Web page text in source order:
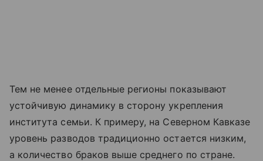
Тем не менее отдельные регионы показывают
устойчивую динамику в сторону укрепления
института семьи. К примеру, на Северном Кавказе
уровень разводов традиционно остается низким,
а количество браков выше среднего по стране.